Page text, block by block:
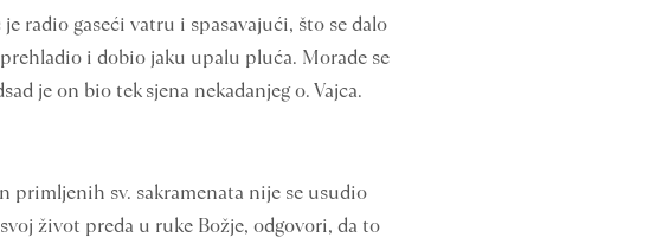
radio gaseći vatru i spasavajući, što se dalo
i dobio jaku upalu pluća. Morade se
je on bio tek sjena nekadanjeg o. Vajca.
primljenih sv. sakramenata nije se usudio
život preda u ruke Božje, odgovori, da to